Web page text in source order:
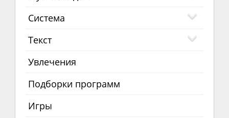
Система
Текст
Увлечения
Подборки программ
Игры